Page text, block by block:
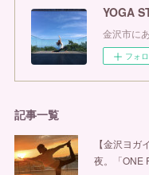
YOGA
金沢市に
フォ
記事一覧
【金沢ヨ
夜。「ONE